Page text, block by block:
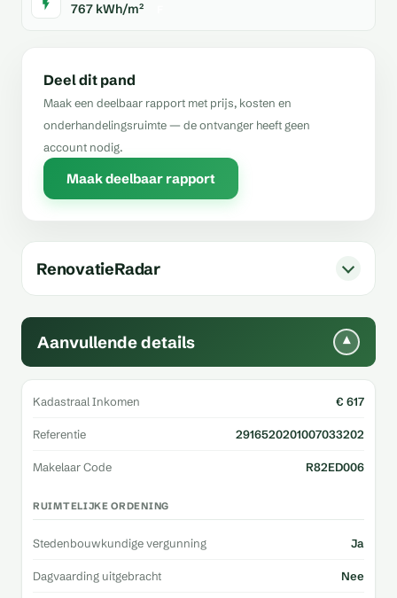
767 kWh/m²
Deel dit pand
Maak een deelbaar rapport met prijs, kosten en
onderhandelingsruimte — de ontvanger heeft geen
account nodig.
Maak deelbaar rapport
RenovatieRadar
Aanvullende details ▾
Kadastraal Inkomen € 617
Referentie 2916520201007033202
Makelaar Code R82ED006
RUIMTELIJKE ORDENING
Stedenbouwkundige vergunning Ja
Dagvaarding uitgebracht Nee